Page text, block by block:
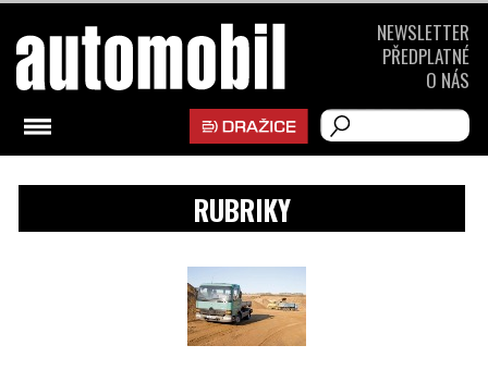
RUBRIKY
NEWSLETTER
PŘEDPLATNÉ
O NÁS